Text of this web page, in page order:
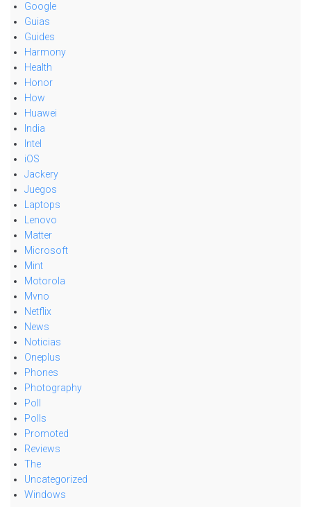
Google
Guias
Guides
Harmony
Health
Honor
How
Huawei
India
Intel
iOS
Jackery
Juegos
Laptops
Lenovo
Matter
Microsoft
Mint
Motorola
Mvno
Netflix
News
Noticias
Oneplus
Phones
Photography
Poll
Polls
Promoted
Reviews
The
Uncategorized
Windows